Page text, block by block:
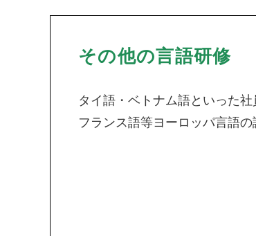
その他の言語研修
タイ語・ベトナム語といった
フランス語等ヨーロッパ言語